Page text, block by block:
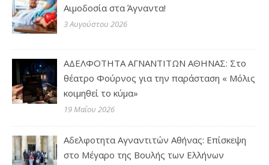
Αιμοδοσία στα Άγναντα!
3 Αυγούστου 2026
ΑΔΕΛΦΟΤΗΤΑ ΑΓΝΑΝΤΙΤΩΝ ΑΘΗΝΑΣ: Στο
θέατρο Φούρνος για την παράσταση « Μόλις
κοιμηθεί το κύμα»
19 Μαΐου 2026
Αδελφοτητα Αγναντιτών Αθήνας: Επίσκεψη
στο Μέγαρο της Βουλής των Ελλήνων